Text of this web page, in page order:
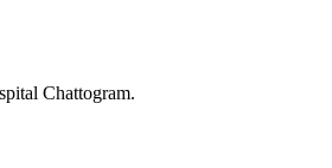
Chattogram.